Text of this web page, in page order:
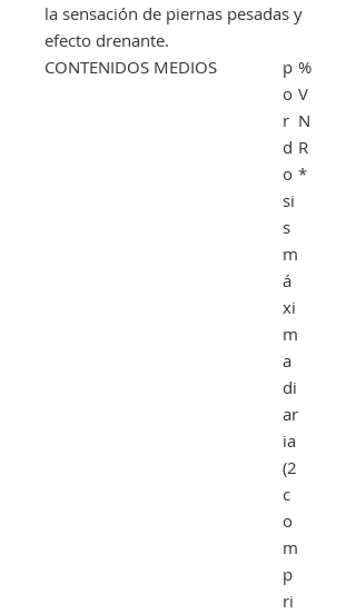
la sensación de piernas pesadas y
efecto drenante.
CONTENIDOS MEDIOS
p
o
r
d
o
si
s
m
á
xi
m
a
di
ar
ia
(2
c
o
m
p
ri
%
V
N
R
*